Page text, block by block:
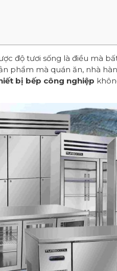
độ tươi sống là điều mà
phẩm mà quán ăn, nhà
bị bếp công nghiệp